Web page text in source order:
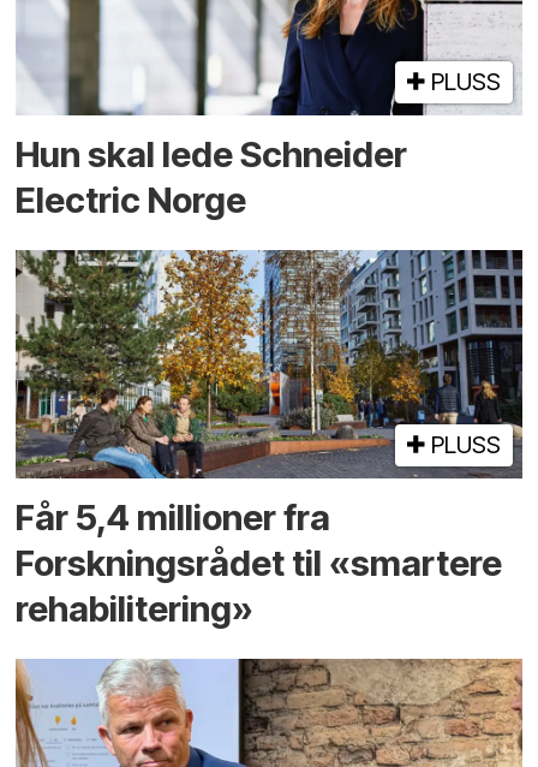
PLUSS
Hun skal lede Schneider
Electric Norge
PLUSS
Får 5,4 millioner fra
Forskningsrådet til «smartere
rehabilitering»